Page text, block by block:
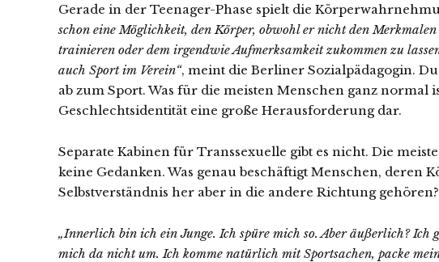
Gerade in der Teenager-Phase spielt die
schon eine Möglichkeit, den Körper, obwohl er nicht den
trainieren oder dem irgendwie Aufmerksamkeit zukommen zu
auch Sport im Verein“, meint die Berliner Sozialpädagogin.
ab zum Sport. Was für die meisten Menschen ganz
Geschlechtsidentität eine große Herausforderung dar.
Separate Kabinen für Transsexuelle gibt es nicht. Die
keine Gedanken. Was genau beschäftigt Menschen,
Selbstverständnis her aber in die andere Richtung gehören?
„Innerlich bin ich ein Junge. Ich spüre mich so. Aber äußerlich?
mich da nicht um. Ich komme natürlich mit Sportsachen, packe